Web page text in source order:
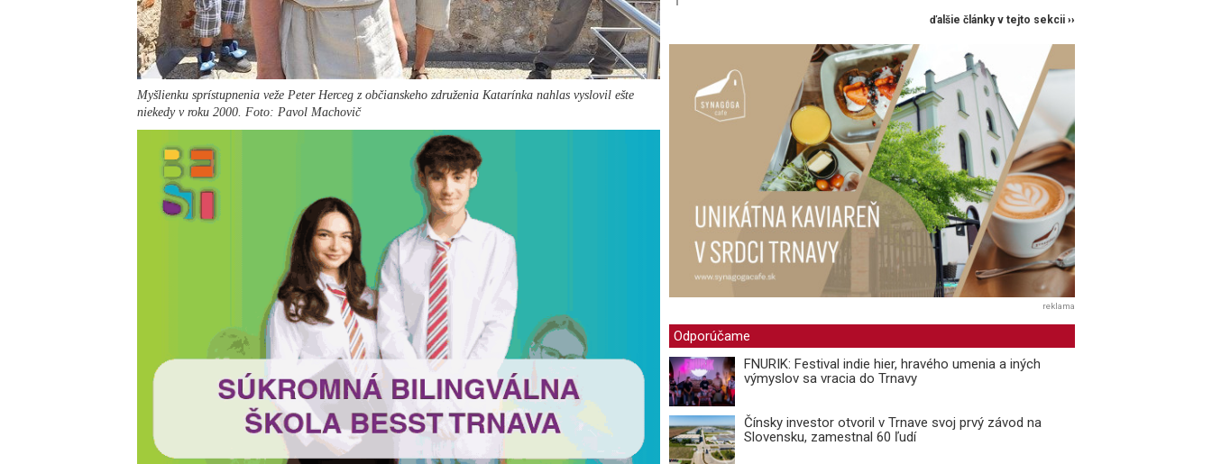
Myšlienku sprístupnenia veže Peter Herceg z občianskeho združenia Katarínka nahlas vyslovil ešte
niekedy v roku 2000. Foto: Pavol Machovič
ďalšie články v tejto sekcii ››
reklama
Odporúčame
FNURIK: Festival indie hier, hravého umenia a iných
výmyslov sa vracia do Trnavy
Čínsky investor otvoril v Trnave svoj prvý závod na
Slovensku, zamestnal 60 ľudí